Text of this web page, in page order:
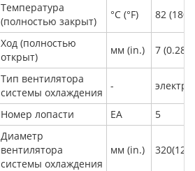
Температура
(полностью закрыт)
°С (°F) 82 (180)
Ход (полностью
открыт)
мм (in.) 7 (0.28)
Тип вентилятора
системы охлаждения
-
Номер лопасти ЕА
5
Диаметр
вентилятора
системы охлаждения
мм (in.)